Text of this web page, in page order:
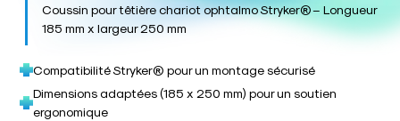
Coussin pour têtière chariot ophtalmo Stryker® – Longueur
185 mm x largeur 250 mm
Compatibilité Stryker® pour un montage sécurisé
Dimensions adaptées (185 x 250 mm) pour un soutien
ergonomique